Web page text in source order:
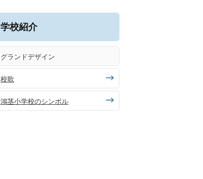
学校紹介
グランドデザイン
校歌
鴻茎小学校のシンボル